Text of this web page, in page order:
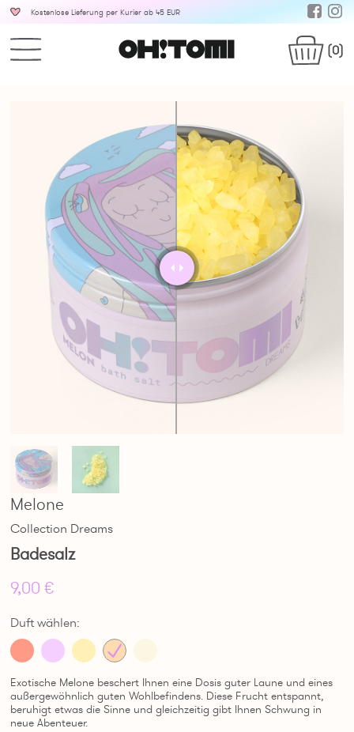
Kostenlose Lieferung per Kurier ab 45 EUR
(0)
Melone
Collection Dreams
Badesalz
9,00 €
Duft wählen:
Exotische Melone beschert Ihnen eine Dosis guter Laune und eines
außergewöhnlich guten Wohlbefindens. Diese Frucht entspannt,
beruhigt etwas die Sinne und gleichzeitig gibt Ihnen Schwung in
neue Abenteuer.